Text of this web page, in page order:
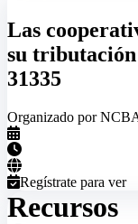
Las
su
31335
Organizado por
Regístrate para ver
Recursos